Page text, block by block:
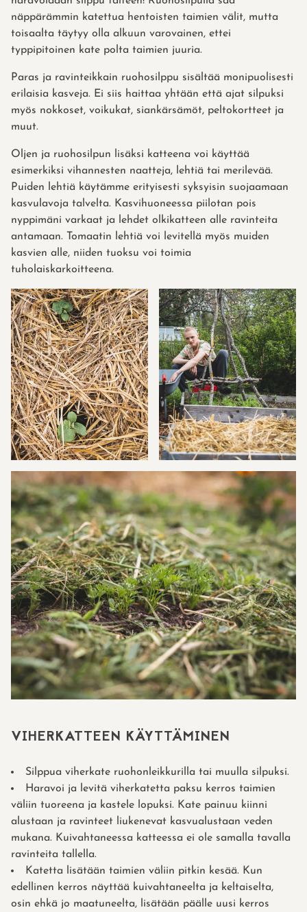
näppärämmin katettua hentoisten taimien välit, mutta
toisaalta täytyy olla alkuun varovainen, ettei
typpipitoinen kate polta taimien juuria.
Paras ja ravinteikkain ruohosilppu sisältää monipuolisesti
erilaisia kasveja. Ei siis haittaa yhtään että ajat silpuksi
myös nokkoset, voikukat, siankärsämöt, peltokortteet ja
muut.
Oljen ja ruohosilpun lisäksi katteena voi käyttää
esimerkiksi vihannesten naatteja, lehtiä tai merilevää.
Puiden lehtiä käytämme erityisesti syksyisin suojaamaan
kasvulavoja talvelta. Kasvihuoneessa piilotan pois
nyppimäni varkaat ja lehdet olkikatteen alle ravinteita
antamaan. Tomaatin lehtiä voi levitellä myös muiden
kasvien alle, niiden tuoksu voi toimia
tuholaiskarkoitteena.
VIHERKATTEEN KÄYTTÄMINEN
Silppua viherkate ruohonleikkurilla tai muulla silpuksi.
Haravoi ja levitä viherkatetta paksu kerros taimien
väliin tuoreena ja kastele lopuksi. Kate painuu kiinni
alustaan ja ravinteet liukenevat kasvualustaan veden
mukana. Kuivahtaneessa katteessa ei ole samalla tavalla
ravinteita tallella.
Katetta lisätään taimien väliin pitkin kesää. Kun
edellinen kerros näyttää kuivahtaneelta ja keltaiselta,
osin ehkä jo maatuneelta, lisätään päälle uusi kerros